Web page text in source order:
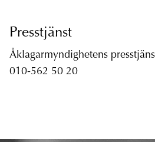
Presstjänst
Åklagarmyndighetens
010-562 50 20